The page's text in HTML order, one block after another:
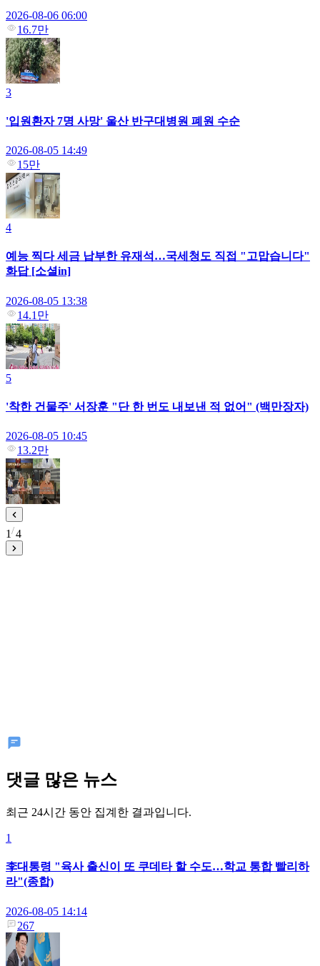
2026-08-06 06:00
16.7만
3
'입원환자 7명 사망' 울산 반구대병원 폐원 수순
2026-08-05 14:49
15만
4
예능 찍다 세금 납부한 유재석…국세청도 직접 "고맙습니다"
화답 [소셜in]
2026-08-05 13:38
14.1만
5
'착한 건물주' 서장훈 "단 한 번도 내보낸 적 없어" (백만장자)
2026-08-05 10:45
13.2만
1 4
댓글 많은 뉴스
최근 24시간 동안 집계한 결과입니다.
1
李대통령 "육사 출신이 또 쿠데타 할 수도…학교 통합 빨리하
라"(종합)
2026-08-05 14:14
267